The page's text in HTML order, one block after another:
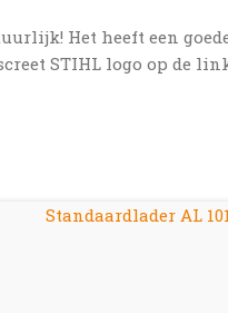
Het heeft een
STIHL logo op de